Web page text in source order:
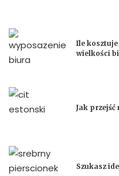
Ile kosztuje
wielkości
Jak przejść
Szukasz